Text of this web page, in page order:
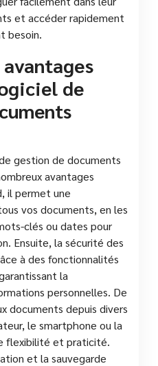
et accéder rapidement
besoin.
de
gestion de documents
avantages
il permet une
vos documents, en les
clés ou dates pour
Ensuite, la sécurité des
à des fonctionnalités
la
personnelles. De
documents depuis divers
le smartphone ou la
flexibilité et praticité.
et la sauvegarde